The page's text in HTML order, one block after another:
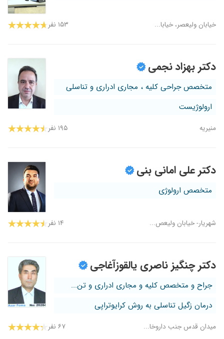
خیابان ولیعصر، خیابا... ۱۵۳ نفر
دکتر بهزاد نجمی
متخصص جراحی کلیه ، مجاری ادراری و تناسلی
ارولوژیست
منیریه ۱۹۵ نفر
دکتر علی امانی بنی
متخصص ارولوژی
شهریار- خیابان ولیعص... ۱۴ نفر
دکتر چنگیز ناصری یالقوزآغاجی
جراح و متخصص کلیه و مجاری ادراری و تن...
درمان زگیل تناسلی به روش کرایوتراپی
میدان قدس جنب داروخا... ۶۷ نفر